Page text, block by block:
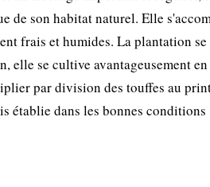
de son habitat naturel. Elle
frais et humides. La plantation se
elle se cultive avantageusement
par division des touffes au
établie dans les bonnes conditions